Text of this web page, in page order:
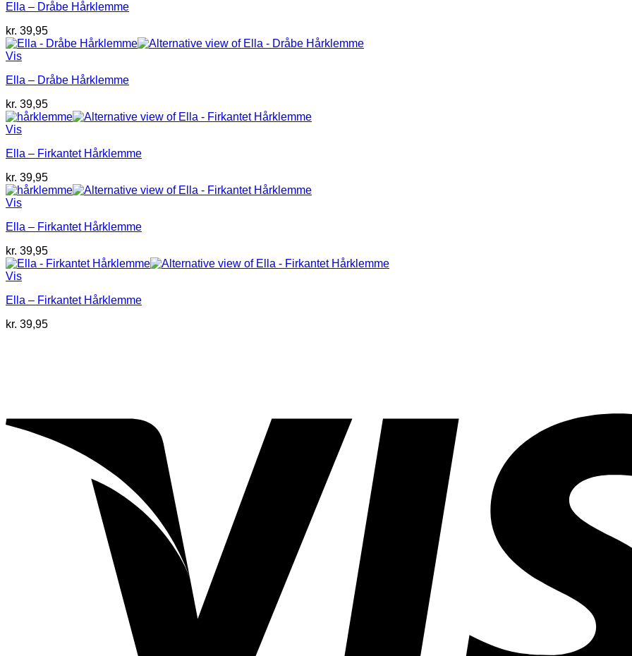
Ella – Dråbe Hårklemme
kr. 39,95
Vis
Ella – Dråbe Hårklemme
kr. 39,95
Vis
Ella – Firkantet Hårklemme
kr. 39,95
Vis
Ella – Firkantet Hårklemme
kr. 39,95
Vis
Ella – Firkantet Hårklemme
kr. 39,95